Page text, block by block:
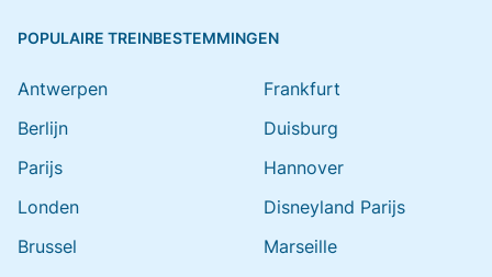
POPULAIRE TREINBESTEMMINGEN
Antwerpen
Berlijn
Parijs
Londen
Brussel
Frankfurt
Duisburg
Hannover
Disneyland Parijs
Marseille